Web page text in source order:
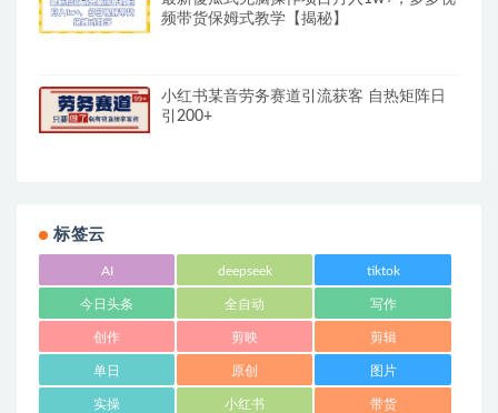
频带货保姆式教学【揭秘】
小红书某音劳务赛道引流获客 自热矩阵日
引200+
标签云
AI deepseek tiktok
今日头条 全自动 写作
创作 剪映 剪辑
单日 原创 图片
实操 小红书 带货